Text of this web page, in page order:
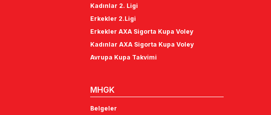
Kadınlar 2. Ligi
Erkekler 2.Ligi
Erkekler AXA Sigorta Kupa Voley
Kadınlar AXA Sigorta Kupa Voley
Avrupa Kupa Takvimi
MHGK
Belgeler